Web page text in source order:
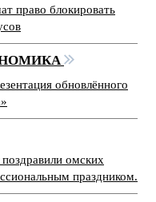
право блокировать
обновлённого
омских
праздником.